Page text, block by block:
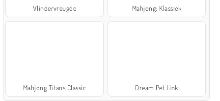
Vlindervreugde Mahjong: Klassiek
Mahjong Titans Classic Dream Pet Link